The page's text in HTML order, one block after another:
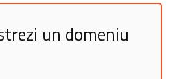
un domeniu